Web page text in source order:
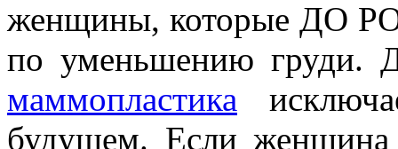
женщины, которые ДО
по уменьшению груди.
маммопластика
будущем. Если женщина